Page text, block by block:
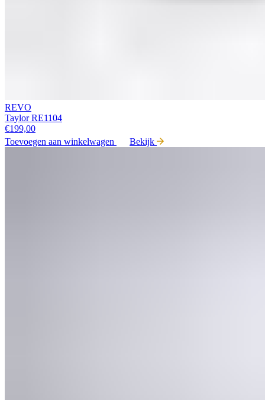
REVO
Taylor RE1104
€199,00
Toevoegen aan winkelwagen
Bekijk